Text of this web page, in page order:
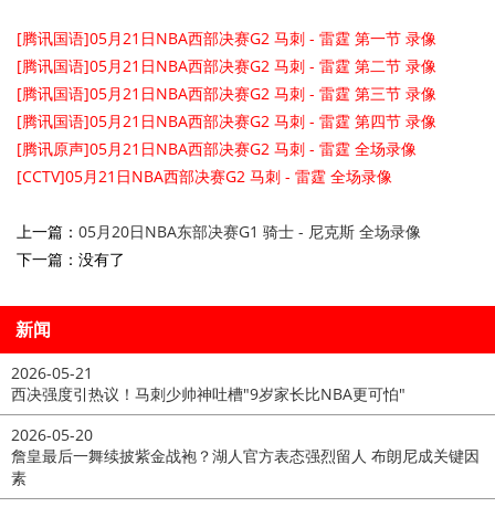
[腾讯国语]05月21日NBA西部决赛G2 马刺 - 雷霆 第一节 录像
[腾讯国语]05月21日NBA西部决赛G2 马刺 - 雷霆 第二节 录像
[腾讯国语]05月21日NBA西部决赛G2 马刺 - 雷霆 第三节 录像
[腾讯国语]05月21日NBA西部决赛G2 马刺 - 雷霆 第四节 录像
[腾讯原声]05月21日NBA西部决赛G2 马刺 - 雷霆 全场录像
[CCTV]05月21日NBA西部决赛G2 马刺 - 雷霆 全场录像
上一篇： 05月20日NBA东部决赛G1 骑士 - 尼克斯 全场录像
下一篇：没有了
新闻
2026-05-21
西决强度引热议！马刺少帅神吐槽"9岁家长比NBA更可怕"
2026-05-20
詹皇最后一舞续披紫金战袍？湖人官方表态强烈留人 布朗尼成关键因
素